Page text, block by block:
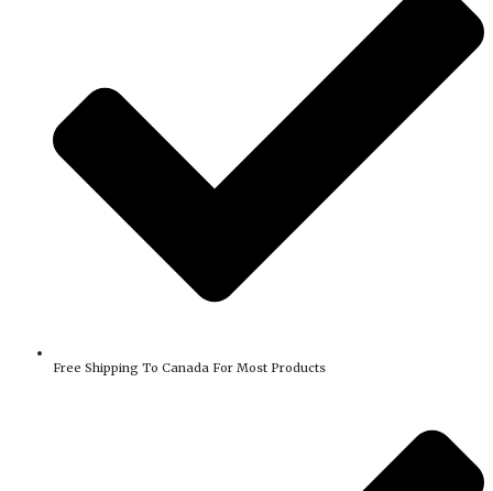
Free Shipping To Canada For Most Products